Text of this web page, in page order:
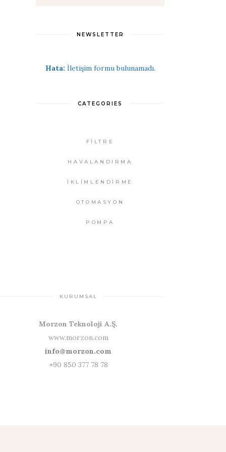
NEWSLETTER
Hata: İletişim formu bulunamadı.
CATEGORIES
FİLTRE
HAVALANDIRMA
İKLİMLENDİRME
OTOMASYON
POMPA
KURUMSAL
Morzon Teknoloji A.Ş.
www.morzon.com
info@morzon.com
+90 850 377 78 78